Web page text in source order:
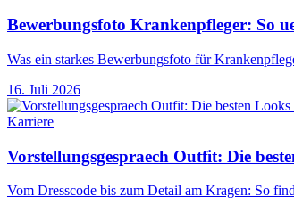
Bewerbungsfoto Krankenpfleger: So
Was ein starkes Bewerbungsfoto für
16. Juli 2026
Karriere
Vorstellungsgespraech Outfit: Die
Vom Dresscode bis zum Detail am Kragen: So